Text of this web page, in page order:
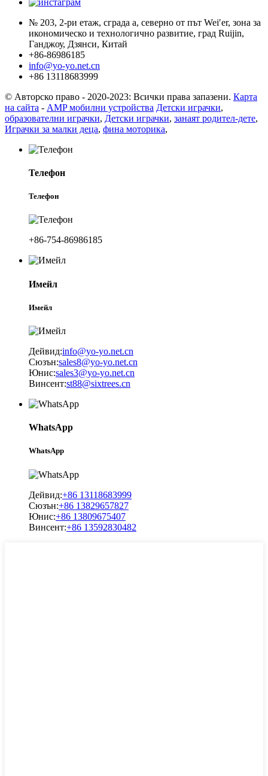
№ 203, 2-ри етаж, сграда a, северно от път Wei′er, зона за
икономическо и технологично развитие, град Ruijin,
Ганджоу, Дзянси, Китай
+86-86986185
info@yo-yo.net.cn
+86 13118683999
© Авторско право - 2020-2023: Всички права запазени. Карта
на сайта - AMP мобилни устройства Детски играчки,
образователни играчки, Детски играчки, занаят родител-дете,
Играчки за малки деца, фина моторика,
Телефон
Телефон
+86-754-86986185
Имейл
Имейл
Дейвид:info@yo-yo.net.cn
Сюзън:sales8@yo-yo.net.cn
Юнис:sales3@yo-yo.net.cn
Винсент:st88@sixtrees.cn
WhatsApp
WhatsApp
Дейвид:+86 13118683999
Сюзън:+86 13829657827
Юнис:+86 13809675407
Винсент:+86 13592830482